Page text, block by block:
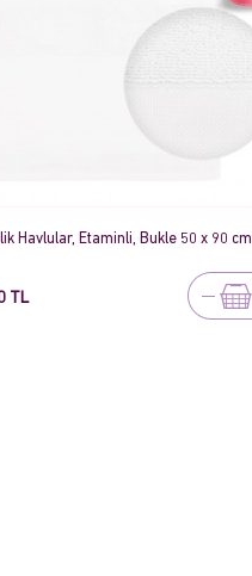
Havlular, Etaminli, Bukle 50 x 90 cm
TL